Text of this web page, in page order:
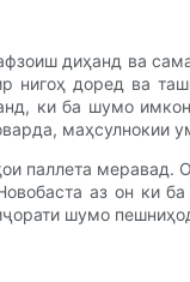
диҳанд ва
нигоҳ доред ва
ки ба шумо
маҳсулнокии
паллета меравад.
аз он ки
шумо